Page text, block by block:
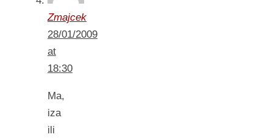
Zmajcek
28/01/2009
at
18:30
Ma,
iza
ili